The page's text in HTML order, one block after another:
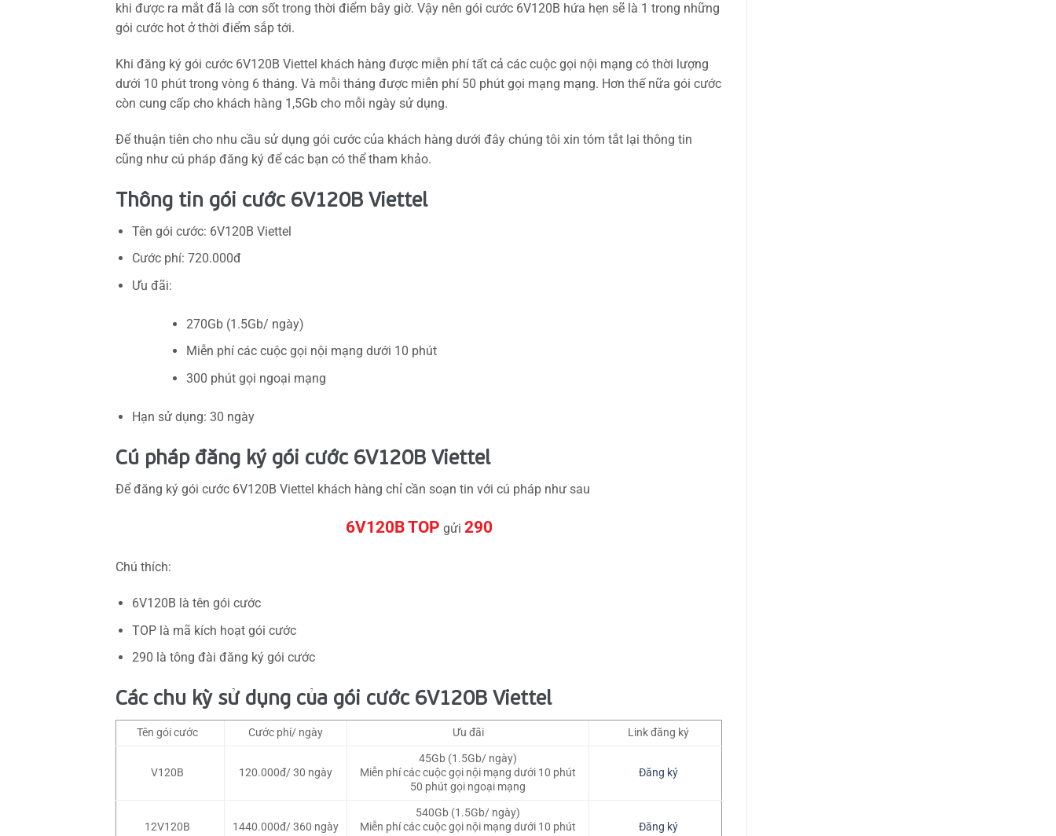
khi được ra mắt đã là cơn sốt trong thời điểm bây giờ. Vậy nên gói cước 6V120B hứa hẹn sẽ là 1 trong những
gói cước hot ở thời điểm sắp tới.
Khi đăng ký gói cước 6V120B Viettel khách hàng được miễn phí tất cả các cuộc gọi nội mạng có thời lượng
dưới 10 phút trong vòng 6 tháng. Và mỗi tháng được miễn phí 50 phút gọi mạng mạng. Hơn thế nữa gói cước
còn cung cấp cho khách hàng 1,5Gb cho mỗi ngày sử dụng.
Để thuận tiên cho nhu cầu sử dụng gói cước của khách hàng dưới đây chúng tôi xin tóm tắt lại thông tin
cũng như cú pháp đăng ký để các bạn có thể tham khảo.
Thông tin gói cước 6V120B Viettel
Tên gói cước: 6V120B Viettel
Cước phí: 720.000đ
Ưu đãi:
270Gb (1.5Gb/ ngày)
Miễn phí các cuộc gọi nội mạng dưới 10 phút
300 phút gọi ngoại mạng
Hạn sử dụng: 30 ngày
Cú pháp đăng ký gói cước 6V120B Viettel
Để đăng ký gói cước 6V120B Viettel khách hàng chỉ cần soạn tin với cú pháp như sau
6V120B TOP gửi 290
Chú thích:
6V120B là tên gói cước
TOP là mã kích hoạt gói cước
290 là tông đài đăng ký gói cước
Các chu kỳ sử dụng của gói cước 6V120B Viettel
Tên gói cước Cước phí/ ngày Ưu đãi Link đăng ký
V120B 120.000đ/ 30 ngày
45Gb (1.5Gb/ ngày)
Miễn phí các cuộc gọi nội mạng dưới 10 phút
50 phút gọi ngoại mạng
Đăng ký
12V120B 1440.000đ/ 360 ngày
540Gb (1.5Gb/ ngày)
Miễn phí các cuộc gọi nội mạng dưới 10 phút
Đăng ký